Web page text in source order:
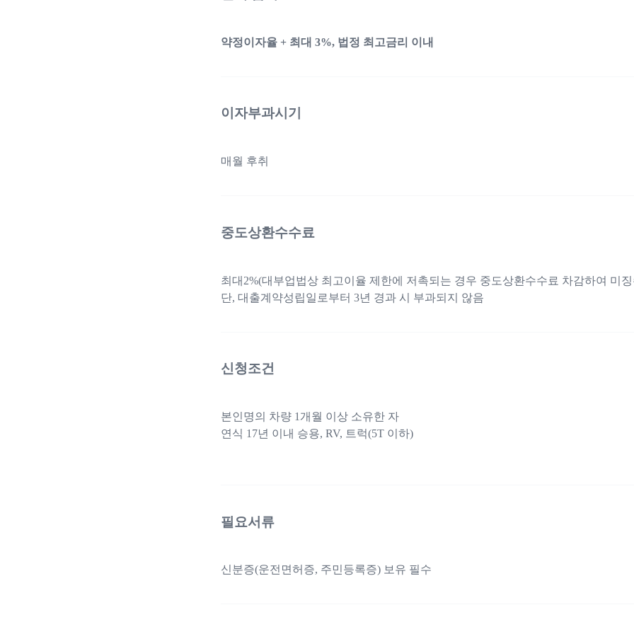
약정이자율 + 최대 3%, 법정 최고금리 이내
이자부과시기
매월 후취
중도상환수수료
최대2%(대부업법상 최고이율 제한에 저촉되는 경우 중도상환수수료 차감하여 미
단, 대출계약성립일로부터 3년 경과 시 부과되지 않음
신청조건
본인명의 차량 1개월 이상 소유한 자
연식 17년 이내 승용, RV, 트럭(5T 이하)
필요서류
신분증(운전면허증, 주민등록증) 보유 필수